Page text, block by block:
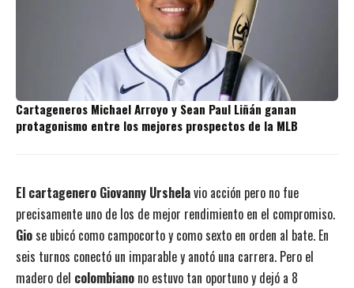
Cartageneros Michael Arroyo y Sean Paul Liñán ganan
protagonismo entre los mejores prospectos de la MLB
El cartagenero Giovanny Urshelavio acción pero no fue
precisamente uno de los de mejor rendimiento en el compromiso.
Giose ubicó como campocorto y como sexto en orden al bate. En
seis turnos conectó un imparable y anotó una carrera. Pero el
madero del colombiano no estuvo tan oportuno y dejó a 8